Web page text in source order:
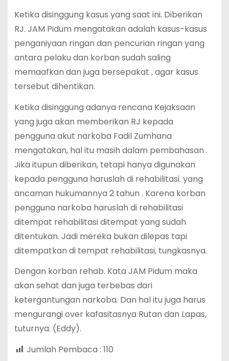
Ketika disinggung kasus yang saat ini. Diberikan
RJ. JAM Pidum mengatakan adalah kasus-kasus
penganiyaan ringan dan pencurian ringan yang
antara pelaku dan korban sudah saling
memaafkan dan juga bersepakat , agar kasus
tersebut dihentikan.
Ketika disinggung adanya rencana Kejaksaan
yang juga akan memberikan RJ kepada
pengguna akut narkoba Fadil Zumhana
mengatakan, hal itu masih dalam pembahasan .
Jika itupun diberikan, tetapi hanya digunakan
kepada pengguna haruslah di rehabilitasi. yang
ancaman hukumannya 2 tahun . Karena korban
pengguna narkoba haruslah di rehabilitasi
ditempat rehabilitasi ditempat yang sudah
ditentukan. Jadi mereka bukan dilepas tapi
ditempatkan di tempat rehabilitasi, tungkasnya.
Dengan korban rehab. Kata JAM Pidum maka
akan sehat dan juga terbebas dari
ketergantungan narkoba. Dan hal itu juga harus
mengurangi over kafasitasnya Rutan dan Lapas,
tuturnya. (Eddy).
Jumlah Pembaca : 110